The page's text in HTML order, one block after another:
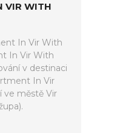
VIR WITH
In Vir With
In Vir With
v destinaci
In Vir
ve městě Vir